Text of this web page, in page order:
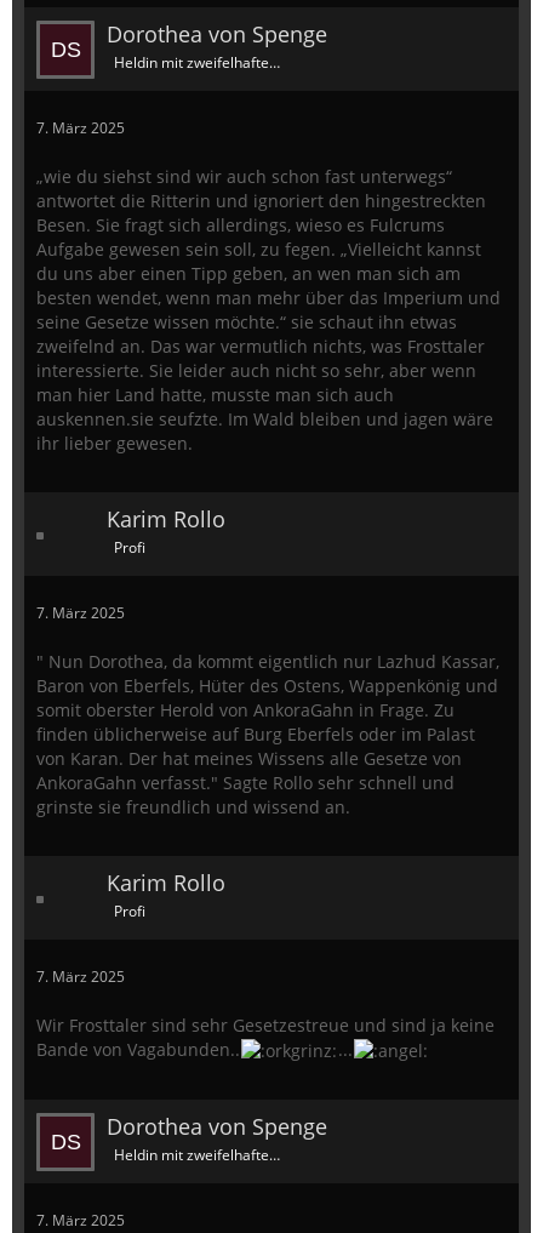
Dorothea von Spenge
Heldin mit zweifelhaftem Ruf
7. März 2025
„wie du siehst sind wir auch schon fast unterwegs“
antwortet die Ritterin und ignoriert den hingestreckten
Besen. Sie fragt sich allerdings, wieso es Fulcrums
Aufgabe gewesen sein soll, zu fegen. „Vielleicht kannst
du uns aber einen Tipp geben, an wen man sich am
besten wendet, wenn man mehr über das Imperium und
seine Gesetze wissen möchte.“ sie schaut ihn etwas
zweifelnd an. Das war vermutlich nichts, was Frosttaler
interessierte. Sie leider auch nicht so sehr, aber wenn
man hier Land hatte, musste man sich auch
auskennen.sie seufzte. Im Wald bleiben und jagen wäre
ihr lieber gewesen.
Karim Rollo
Profi
7. März 2025
" Nun Dorothea, da kommt eigentlich nur Lazhud Kassar,
Baron von Eberfels, Hüter des Ostens, Wappenkönig und
somit oberster Herold von AnkoraGahn in Frage. Zu
finden üblicherweise auf Burg Eberfels oder im Palast
von Karan. Der hat meines Wissens alle Gesetze von
AnkoraGahn verfasst." Sagte Rollo sehr schnell und
grinste sie freundlich und wissend an.
Karim Rollo
Profi
7. März 2025
Wir Frosttaler sind sehr Gesetzestreue und sind ja keine
Bande von Vagabunden..
...
Dorothea von Spenge
Heldin mit zweifelhaftem Ruf
7. März 2025